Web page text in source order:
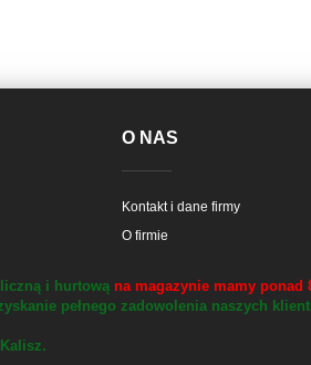
O NAS
Kontakt i dane firmy
O firmie
i hurtową na magazynie mamy ponad
pełnego zadowolenia naszych